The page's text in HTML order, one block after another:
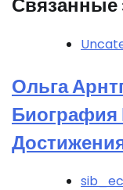
Ольга
Биография